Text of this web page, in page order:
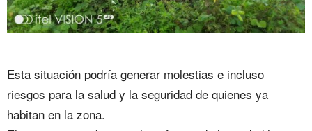
Esta situación podría generar molestias e incluso
riesgos para la salud y la seguridad de quienes ya
habitan en la zona.